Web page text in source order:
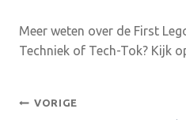
Meer weten over de First
Techniek of Tech-Tok? Kijk
Bericht
VORIGE